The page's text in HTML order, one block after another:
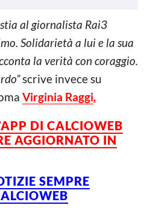
al giornalista Rai3
Solidarietà a lui e la sua
la verità con coraggio.
scrive invece su
Virginia Raggi.
APP DI CALCIOWEB
AGGIORNATO IN
SEMPRE